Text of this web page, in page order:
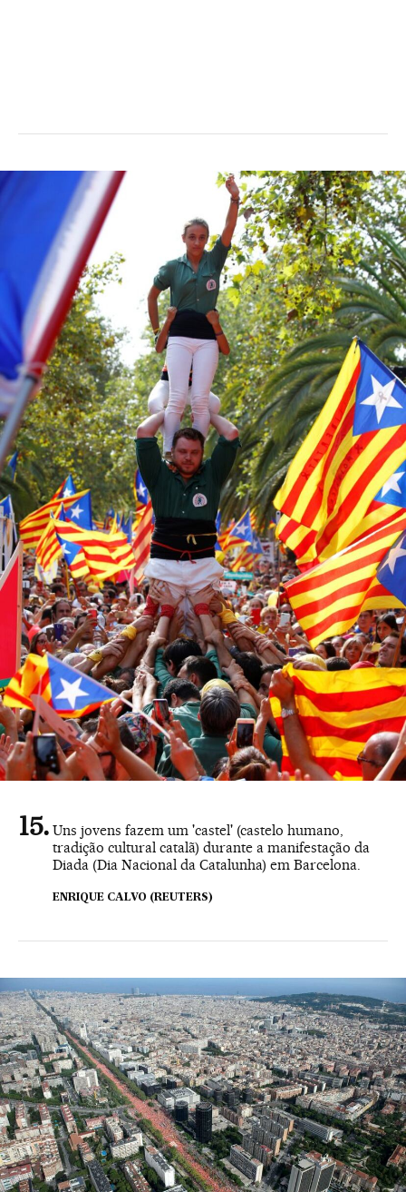
Uns jovens fazem um 'castel' (castelo humano,
tradição cultural catalã) durante a manifestação da
Diada (Dia Nacional da Catalunha) em Barcelona.
ENRIQUE CALVO (REUTERS)